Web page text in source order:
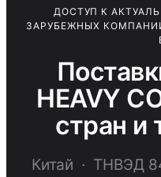
ДОСТУП К
ЗАРУБЕЖНЫХ
HEAVY
стран и
Китай · ТНВЭД